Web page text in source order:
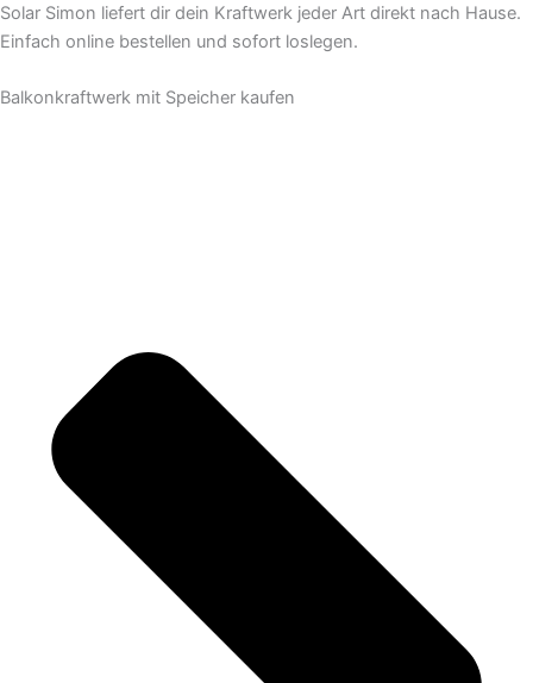
Solar Simon liefert dir dein Kraftwerk jeder Art direkt nach Hause.
Einfach online bestellen und sofort loslegen.
Balkonkraftwerk mit Speicher kaufen